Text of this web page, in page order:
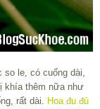
so le, có cuống dài,
khía thêm nữa như
rất dài. Hoa đu đủ